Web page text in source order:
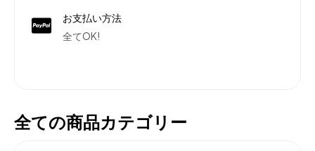
お支払い方法
全てOK!
全ての商品カテゴリー